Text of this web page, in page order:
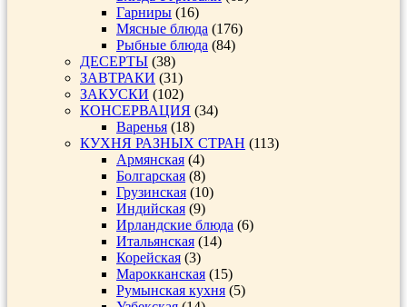
Гарниры (16)
Мясные блюда (176)
Рыбные блюда (84)
ДЕСЕРТЫ (38)
ЗАВТРАКИ (31)
ЗАКУСКИ (102)
КОНСЕРВАЦИЯ (34)
Варенья (18)
КУХНЯ РАЗНЫХ СТРАН (113)
Армянская (4)
Болгарская (8)
Грузинская (10)
Индийская (9)
Ирландские блюда (6)
Итальянская (14)
Корейская (3)
Марокканская (15)
Румынская кухня (5)